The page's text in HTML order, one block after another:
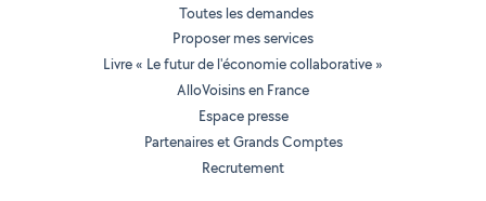
Toutes les demandes
Proposer mes services
Livre « Le futur de l'économie collaborative »
AlloVoisins en France
Espace presse
Partenaires et Grands Comptes
Recrutement